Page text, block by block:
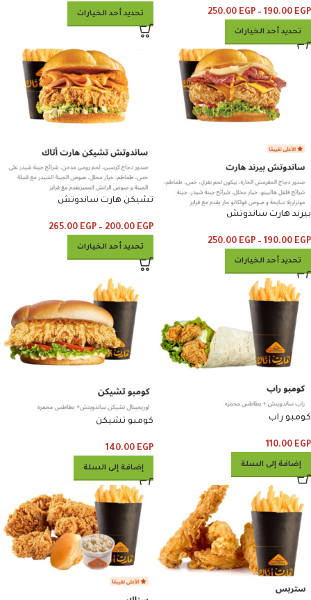
190.00 EGP
–
250.00 EGP
تحديد أحد الخيارات
تحديد أحد الخيارات
بيرند هارت ساندوتش
190.00 EGP
–
250.00 EGP
تحديد أحد الخيارات
تشيكن هارت ساندوتش
200.00 EGP
–
265.00 EGP
تحديد أحد الخيارات
كومبو راب
110.00 EGP
إضافة إلى السلة
كومبو تشيكن
140.00 EGP
إضافة إلى السلة